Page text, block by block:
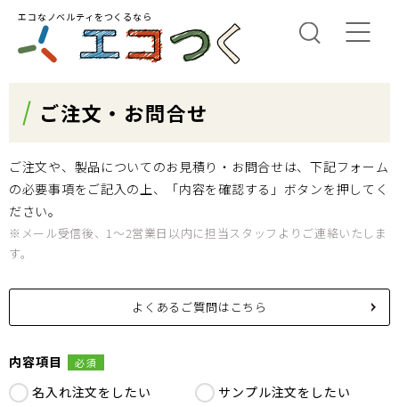
エコなノベルティをつくるなら
ご注文・お問合せ
ご注文や、製品についてのお見積り・お問合せは、下記フォーム
の必要事項をご記入の上、「内容を確認する」ボタンを押してく
ださい。
※メール受信後、1～2営業日以内に担当スタッフよりご連絡いたしま
す。
よくあるご質問はこちら
内容項目 必須
名入れ注文をしたい
サンプル注文をしたい